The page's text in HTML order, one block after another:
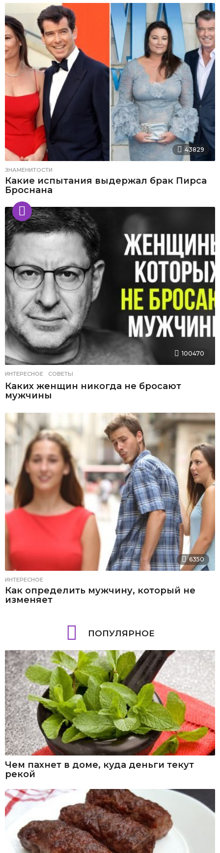
43829
ЗНАМЕНИТОСТИ
Какие испытания выдержал брак Пирса
Броснана
100470
ИНТЕРЕСНОЕ ,СОВЕТЫ
Каких женщин никогда не бросают
мужчины
6350
ИНТЕРЕСНОЕ
Как определить мужчину, который не
изменяет
ПОПУЛЯРНОЕ
Чем пахнет в доме, куда деньги текут
рекой